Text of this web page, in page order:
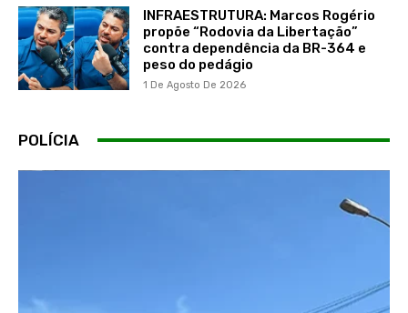
INFRAESTRUTURA: Marcos Rogério
propõe “Rodovia da Libertação”
contra dependência da BR-364 e
peso do pedágio
1 De Agosto De 2026
POLÍCIA